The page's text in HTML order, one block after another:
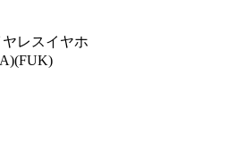
レスイヤホ